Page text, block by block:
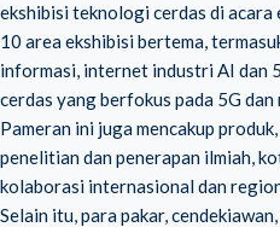
ekshibisi teknologi cerdas di acara
10 area ekshibisi bertema,
informasi, internet industri AI dan
cerdas yang berfokus pada 5G
Pameran ini juga mencakup
penelitian dan penerapan ilmiah,
kolaborasi internasional dan
Selain itu, para pakar,